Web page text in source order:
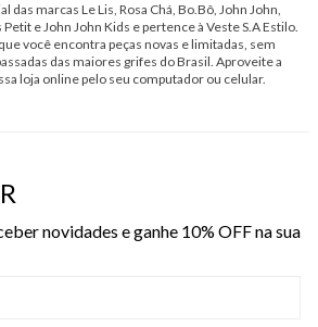
das marcas Le Lis, Rosa Chá, Bo.Bô, John John,
e John John Kids e pertence à Veste S.A Estilo.
você encontra peças novas e limitadas, sem
das maiores grifes do Brasil. Aproveite a
loja online pelo seu computador ou celular.
novidades e ganhe 10% OFF na sua